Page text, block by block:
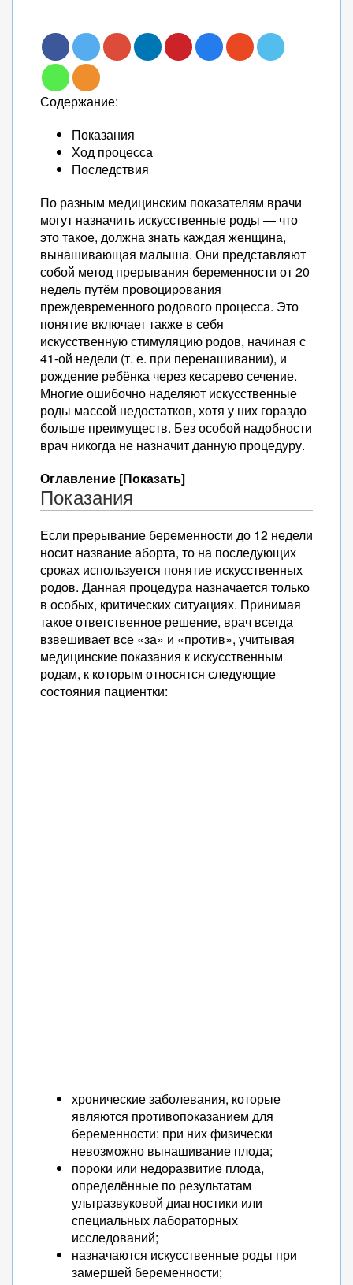
Содержание:
Показания
Ход процесса
Последствия
По разным медицинским показателям врачи
могут назначить искусственные роды — что
это такое, должна знать каждая женщина,
вынашивающая малыша. Они представляют
собой метод прерывания беременности от 20
недель путём провоцирования
преждевременного родового процесса. Это
понятие включает также в себя
искусственную стимуляцию родов, начиная с
41-ой недели (т. е. при перенашивании), и
рождение ребёнка через кесарево сечение.
Многие ошибочно наделяют искусственные
роды массой недостатков, хотя у них гораздо
больше преимуществ. Без особой надобности
врач никогда не назначит данную процедуру.
Оглавление [Показать]
Показания
Если прерывание беременности до 12 недели
носит название аборта, то на последующих
сроках используется понятие искусственных
родов. Данная процедура назначается только
в особых, критических ситуациях. Принимая
такое ответственное решение, врач всегда
взвешивает все «за» и «против», учитывая
медицинские показания к искусственным
родам, к которым относятся следующие
состояния пациентки:
хронические заболевания, которые
являются противопоказанием для
беременности: при них физически
невозможно вынашивание плода;
пороки или недоразвитие плода,
определённые по результатам
ультразвуковой диагностики или
специальных лабораторных
исследований;
назначаются искусственные роды при
замершей беременности;